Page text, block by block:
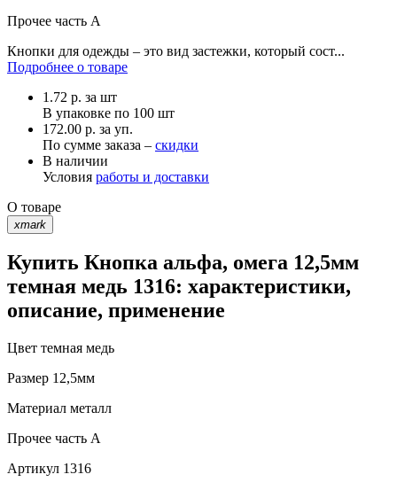
Прочее часть A
Кнопки для одежды – это вид застежки, который сост...
Подробнее о товаре
1.72 р. за шт
В упаковке по 100 шт
172.00 р. за уп.
По сумме заказа – скидки
В наличии
Условия работы и доставки
О товаре
xmark
Купить Кнопка альфа, омега 12,5мм
темная медь 1316: характеристики,
описание, применение
Цвет темная медь
Размер 12,5мм
Материал металл
Прочее часть A
Артикул 1316